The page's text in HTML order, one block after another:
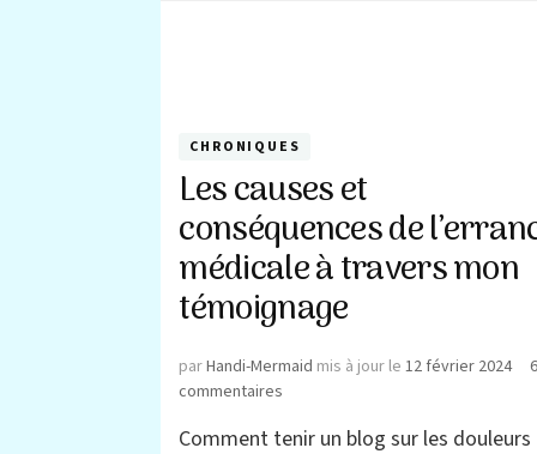
CHRONIQUES
Les causes et
conséquences de
médicale à travers mon
témoignage
parHandi-Mermaid mis à jour le12 février 2024
commentaires
causes
Comment tenir un blog sur les douleurs